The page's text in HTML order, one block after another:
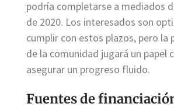
podría completarse a mediados
de 2020. Los interesados son
cumplir con estos plazos, pero la
de la comunidad jugará un papel
asegurar un progreso fluido.
Fuentes de